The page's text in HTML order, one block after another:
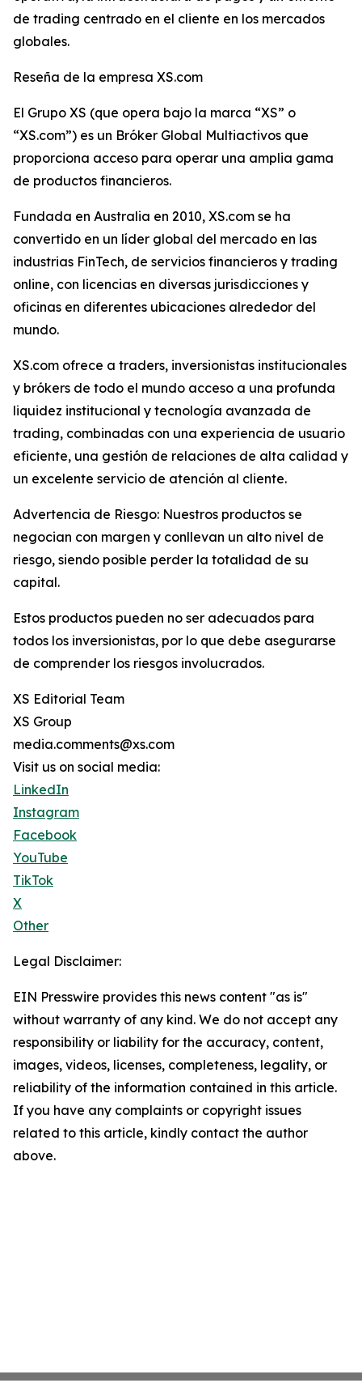
de trading centrado en el cliente en los mercados
globales.
Reseña de la empresa XS.com
El Grupo XS (que opera bajo la marca “XS” o
“XS.com”) es un Bróker Global Multiactivos que
proporciona acceso para operar una amplia gama
de productos financieros.
Fundada en Australia en 2010, XS.com se ha
convertido en un líder global del mercado en las
industrias FinTech, de servicios financieros y trading
online, con licencias en diversas jurisdicciones y
oficinas en diferentes ubicaciones alrededor del
mundo.
XS.com ofrece a traders, inversionistas institucionales
y brókers de todo el mundo acceso a una profunda
liquidez institucional y tecnología avanzada de
trading, combinadas con una experiencia de usuario
eficiente, una gestión de relaciones de alta calidad y
un excelente servicio de atención al cliente.
Advertencia de Riesgo: Nuestros productos se
negocian con margen y conllevan un alto nivel de
riesgo, siendo posible perder la totalidad de su
capital.
Estos productos pueden no ser adecuados para
todos los inversionistas, por lo que debe asegurarse
de comprender los riesgos involucrados.
XS Editorial Team
XS Group
media.comments@xs.com
Visit us on social media:
LinkedIn
Instagram
Facebook
YouTube
TikTok
X
Other
Legal Disclaimer:
EIN Presswire provides this news content "as is"
without warranty of any kind. We do not accept any
responsibility or liability for the accuracy, content,
images, videos, licenses, completeness, legality, or
reliability of the information contained in this article.
If you have any complaints or copyright issues
related to this article, kindly contact the author
above.